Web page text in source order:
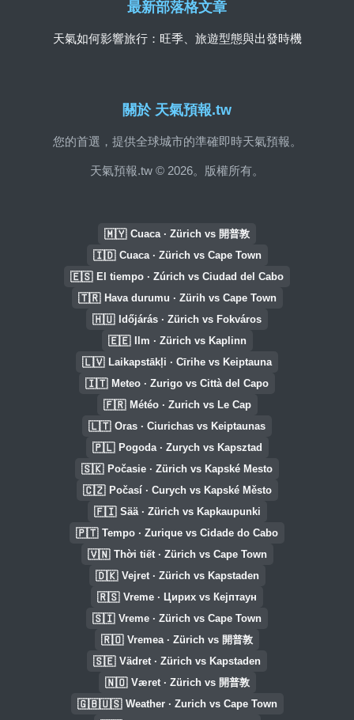
關於 天氣預報.tw
您的首選，提供全球城市的準確即時天氣預報。
天氣預報.tw © 2026。版權所有。
最新部落格文章
天氣如何影響旅行：旺季、旅遊型態與出發時機
🇲🇾 Cuaca · Zürich vs 開普敦
🇮🇩 Cuaca · Zürich vs Cape Town
🇪🇸 El tiempo · Zúrich vs Ciudad del Cabo
🇹🇷 Hava durumu · Zürih vs Cape Town
🇭🇺 Időjárás · Zürich vs Fokváros
🇪🇪 Ilm · Zürich vs Kaplinn
🇱🇻 Laikapstākļi · Cīrihe vs Keiptauna
🇮🇹 Meteo · Zurigo vs Città del Capo
🇫🇷 Météo · Zurich vs Le Cap
🇱🇹 Oras · Ciurichas vs Keiptaunas
🇵🇱 Pogoda · Zurych vs Kapsztad
🇸🇰 Počasie · Zürich vs Kapské Mesto
🇨🇿 Počasí · Curych vs Kapské Město
🇫🇮 Sää · Zürich vs Kapkaupunki
🇵🇹 Tempo · Zurique vs Cidade do Cabo
🇻🇳 Thời tiết · Zürich vs Cape Town
🇩🇰 Vejret · Zürich vs Kapstaden
🇷🇸 Vreme · Цирих vs Кејптаун
🇸🇮 Vreme · Zürich vs Cape Town
🇷🇴 Vremea · Zürich vs 開普敦
🇸🇪 Vädret · Zürich vs Kapstaden
🇳🇴 Været · Zürich vs 開普敦
🇬🇧🇺🇸 Weather · Zurich vs Cape Town